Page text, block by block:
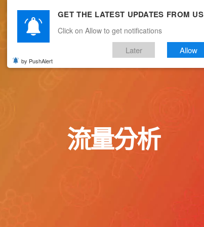
主頁 關於我們
流量分析
GET THE LATEST UPDATES FROM US
Click on Allow to get notifications
Later Allow
by PushAlert